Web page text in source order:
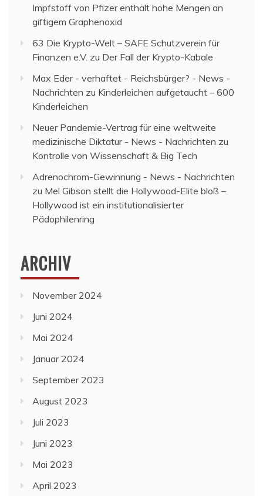
Impfstoff von Pfizer enthält hohe Mengen an
giftigem Graphenoxid
63 Die Krypto-Welt – SAFE Schutzverein für
Finanzen e.V. zu Der Fall der Krypto-Kabale
Max Eder - verhaftet - Reichsbürger? - News -
Nachrichten zu Kinderleichen aufgetaucht – 600
Kinderleichen
Neuer Pandemie-Vertrag für eine weltweite
medizinische Diktatur - News - Nachrichten zu
Kontrolle von Wissenschaft & Big Tech
Adrenochrom-Gewinnung - News - Nachrichten
zu Mel Gibson stellt die Hollywood-Elite bloß –
Hollywood ist ein institutionalisierter
Pädophilenring
ARCHIV
November 2024
Juni 2024
Mai 2024
Januar 2024
September 2023
August 2023
Juli 2023
Juni 2023
Mai 2023
April 2023